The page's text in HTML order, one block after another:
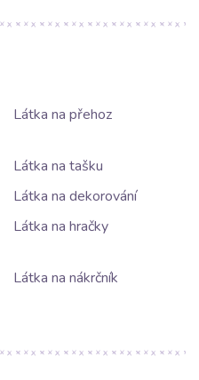
Látka na přehoz
Látka na tašku
Látka na dekorování
Látka na hračky
Látka na nákrčník